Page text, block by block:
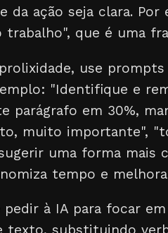
da ação seja clara.
que é uma
use
"Identifique e
parágrafo em 30%,
muito importante",
uma forma mais
tempo e
à IA para focar
texto, substituindo